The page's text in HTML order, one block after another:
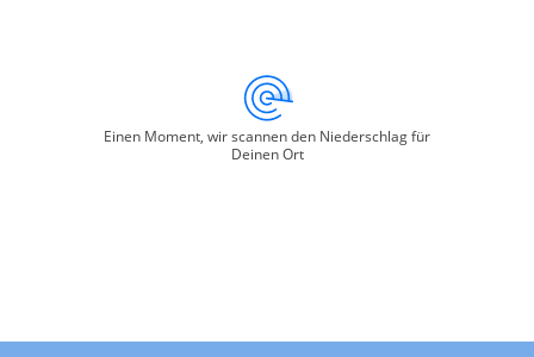
Einen Moment, wir scannen den Niederschlag für
Deinen Ort